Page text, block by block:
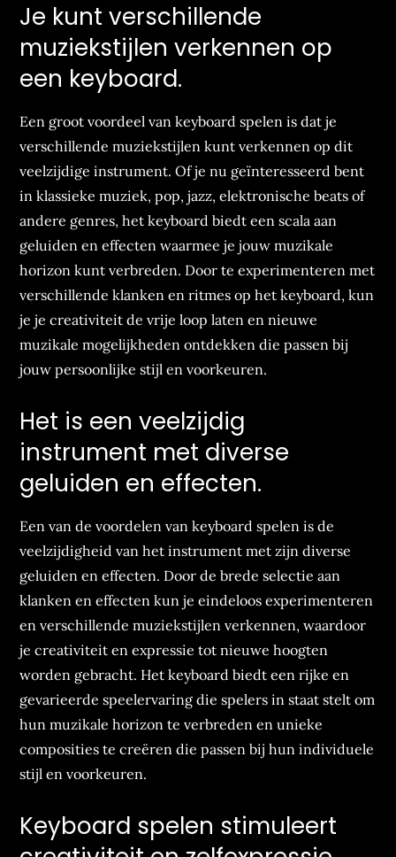
Je kunt verschillende
muziekstijlen verkennen op
een keyboard.
Een groot voordeel van keyboard spelen is dat je
verschillende muziekstijlen kunt verkennen op dit
veelzijdige instrument. Of je nu geïnteresseerd bent
in klassieke muziek, pop, jazz, elektronische beats of
andere genres, het keyboard biedt een scala aan
geluiden en effecten waarmee je jouw muzikale
horizon kunt verbreden. Door te experimenteren met
verschillende klanken en ritmes op het keyboard, kun
je je creativiteit de vrije loop laten en nieuwe
muzikale mogelijkheden ontdekken die passen bij
jouw persoonlijke stijl en voorkeuren.
Het is een veelzijdig
instrument met diverse
geluiden en effecten.
Een van de voordelen van keyboard spelen is de
veelzijdigheid van het instrument met zijn diverse
geluiden en effecten. Door de brede selectie aan
klanken en effecten kun je eindeloos experimenteren
en verschillende muziekstijlen verkennen, waardoor
je creativiteit en expressie tot nieuwe hoogten
worden gebracht. Het keyboard biedt een rijke en
gevarieerde speelervaring die spelers in staat stelt om
hun muzikale horizon te verbreden en unieke
composities te creëren die passen bij hun individuele
stijl en voorkeuren.
Keyboard spelen stimuleert